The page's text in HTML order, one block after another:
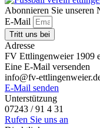
Abonnieren Sie unseren
E-Mail
Tritt uns bei
Adresse
FV Ettlingenweier 1909
Eine E-Mail versenden
info@fv-
E-Mail senden
Unterstützung
07243 / 91 4 31
Rufen Sie uns an